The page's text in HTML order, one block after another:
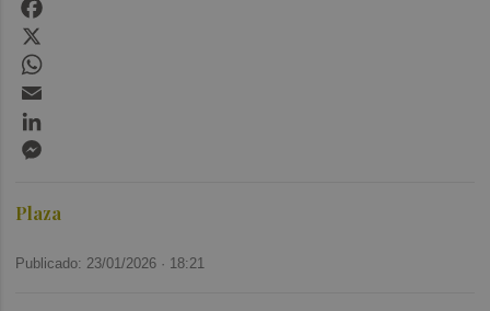
Plaza
Publicado: 23/01/2026 · 18:21